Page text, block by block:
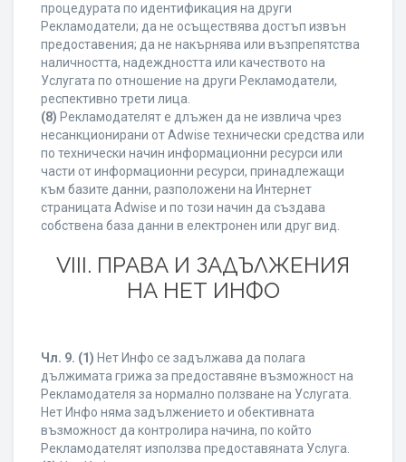
процедурата по идентификация на други
Рекламодатели; да не осъществява достъп извън
предоставения; да не накърнява или възпрепятства
наличността, надеждността или качеството на
Услугата по отношение на други Рекламодатели,
респективно трети лица.
(8) Рекламодателят е длъжен да не извлича чрез
несанкционирани от Adwise технически средства или
по технически начин информационни ресурси или
части от информационни ресурси, принадлежащи
към базите данни, разположени на Интернет
страницата Adwise и по този начин да създава
собствена база данни в електронен или друг вид.
VIII. ПРАВА И ЗАДЪЛЖЕНИЯ
НА НЕТ ИНФО
Чл. 9. (1) Нет Инфо се задължава да полага
дължимата грижа за предоставяне възможност на
Рекламодателя за нормално ползване на Услугата.
Нет Инфо няма задължението и обективната
възможност да контролира начина, по който
Рекламодателят използва предоставяната Услуга.